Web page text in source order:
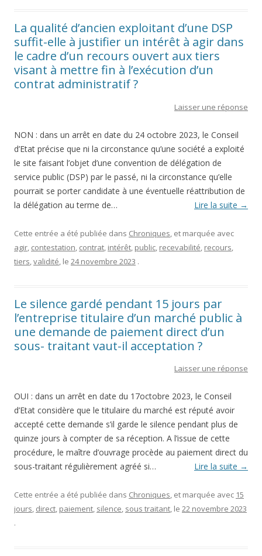
La qualité d’ancien exploitant d’une DSP
suffit-elle à justifier un intérêt à agir dans
le cadre d’un recours ouvert aux tiers
visant à mettre fin à l’exécution d’un
contrat administratif ?
Laisser une réponse
NON : dans un arrêt en date du 24 octobre 2023, le Conseil
d’Etat précise que ni la circonstance qu’une société a exploité
le site faisant l’objet d’une convention de délégation de
service public (DSP) par le passé, ni la circonstance qu’elle
pourrait se porter candidate à une éventuelle réattribution de
la délégation au terme de…
Lire la suite →
Cette entrée a été publiée dans Chroniques , et marquée avec
agir contestation contrat intérêt public recevabilité recours
tiers validité , le 24 novembre 2023 .
Le silence gardé pendant 15 jours par
l’entreprise titulaire d’un marché public à
une demande de paiement direct d’un
sous- traitant vaut-il acceptation ?
Laisser une réponse
OUI : dans un arrêt en date du 17octobre 2023, le Conseil
d’Etat considère que le titulaire du marché est réputé avoir
accepté cette demande s’il garde le silence pendant plus de
quinze jours à compter de sa réception. A l’issue de cette
procédure, le maître d’ouvrage procède au paiement direct du
sous-traitant régulièrement agréé si…
Lire la suite →
Cette entrée a été publiée dans Chroniques, et marquée avec 15
jours, direct, paiement, silence, sous traitant, le 22 novembre 2023
.